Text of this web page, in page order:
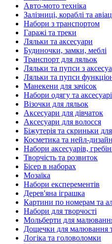
Авто-мото техніка
Залізниці, кораблі та
Набори з транспортом
Гаражі та треки
Ляльки та аксесуари
Будиночки, замки, меблі
Транспорт для ляльок
Ляльки та пупси з
Ляльки та пупси
Манекени для зачісок
Набори одягу та
Візочки для ляльок
Аксесуари для дівчаток
Аксесуари для волосся
Біжутерія та скриньки
Косметика та нейл-дизайн
Набори аксесуарів,
Творчість та розвиток
Бісер в наборах
Мозаїка
Набори експерементів
Дерев'яна іграшка
Картини по номерам та
Набори для творчості
Мольберти для
Дощечки для малювання
Логіка та головоломки